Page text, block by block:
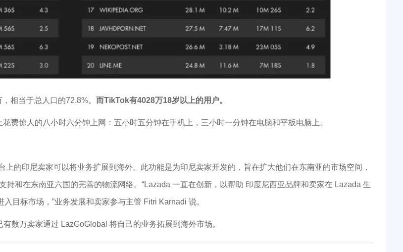
相当于总人口的72.8%。而TikTok有4028万18岁以上的用户。
费惊人的八小时六分钟上网：五小时五分钟在手机上，三小时一分钟在电脑和平板电脑上。
的印尼卖家可以将业务扩展到海外。此功能是为印尼卖家开发的，旨在扩大他们在东南亚的市场空间，
和在东南亚六国的完善的物流网络。“Lazada 一直在创新，以帮助 印度尼西亚品牌和卖家在 Lazada 生
目标市场，”业务发展和卖家参与主管 Fitri Karnadi 说。
数万卖家通过 LazGoGlobal 将自己的业务拓展到海外市场。